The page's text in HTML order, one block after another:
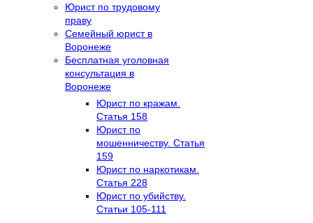
Юрист по трудовому
праву
Семейный юрист в
Воронеже
Бесплатная уголовная
консультация в
Воронеже
Юрист по кражам.
Статья 158
Юрист по
мошенничеству. Статья
159
Юрист по наркотикам.
Статья 228
Юрист по убийству.
Статьи 105-111